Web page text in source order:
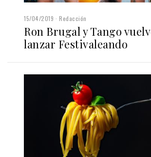
15/04/2019 Redacción
Ron Brugal y Tango
lanzar Festivaleando